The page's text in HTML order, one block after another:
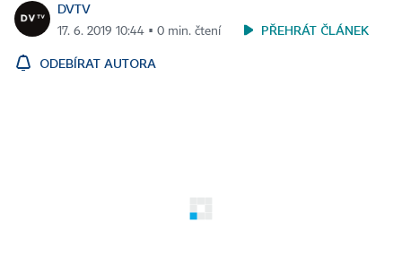
DVTV
17. 6. 2019 10:44 ▪ 0 min. čtení PŘEHRÁT ČLÁNEK
ODEBÍRAT AUTORA